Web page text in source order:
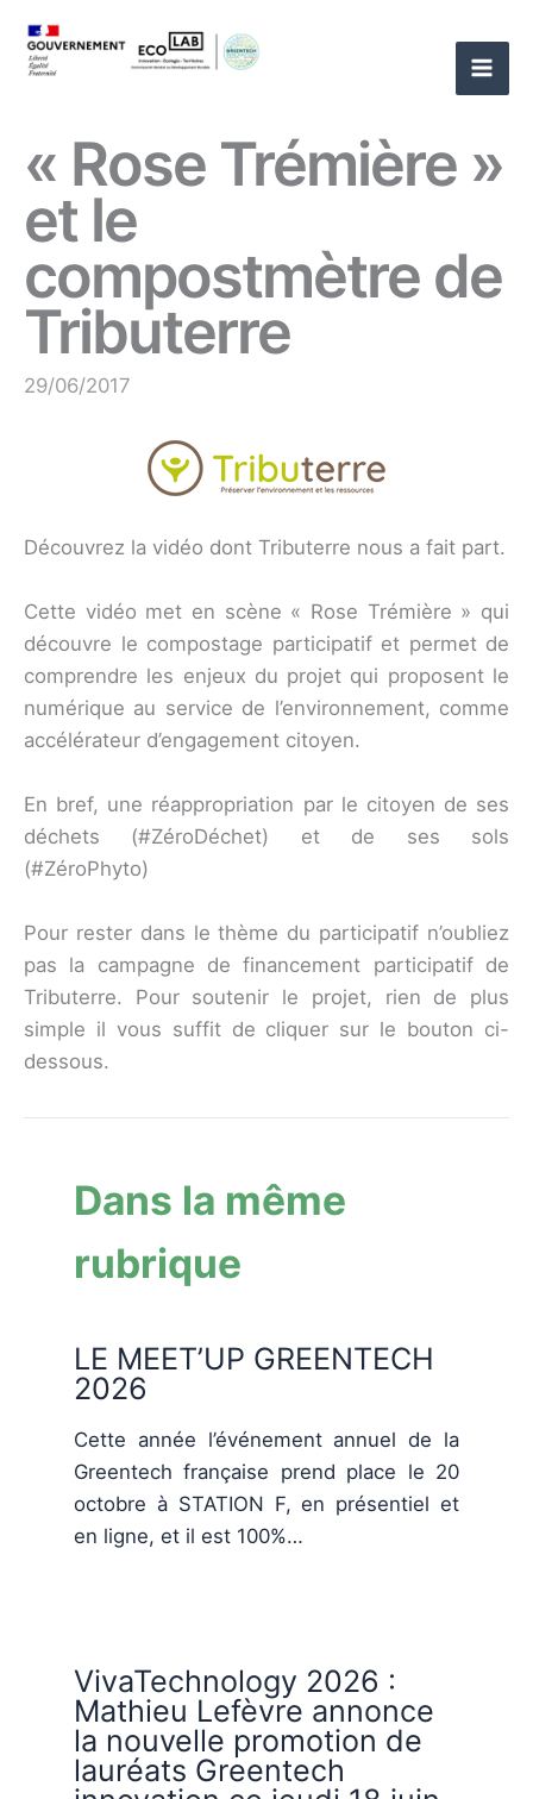
contenu
« Rose Trémière »
et le
compostmètre de
Tributerre
29/06/2017
Découvrez la vidéo dont Tributerre nous a fait part.
Cette vidéo met en scène « Rose Trémière » qui
découvre le compostage participatif et permet de
comprendre les enjeux du projet qui proposent le
numérique au service de l’environnement, comme
accélérateur d’engagement citoyen.
En bref, une réappropriation par le citoyen de ses
déchets (#ZéroDéchet) et de ses sols
(#ZéroPhyto)
Pour rester dans le thème du participatif n’oubliez
pas la campagne de financement participatif de
Tributerre. Pour soutenir le projet, rien de plus
simple il vous suffit de cliquer sur le bouton ci-
dessous.
Dans la même
rubrique
LE MEET’UP GREENTECH
2026
Cette année l’événement annuel de la
Greentech française prend place le 20
octobre à STATION F, en présentiel et
en ligne, et il est 100%…
VivaTechnology 2026 :
Mathieu Lefèvre annonce
la nouvelle promotion de
lauréats Greentech